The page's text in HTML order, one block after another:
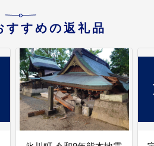
すすめの返礼品